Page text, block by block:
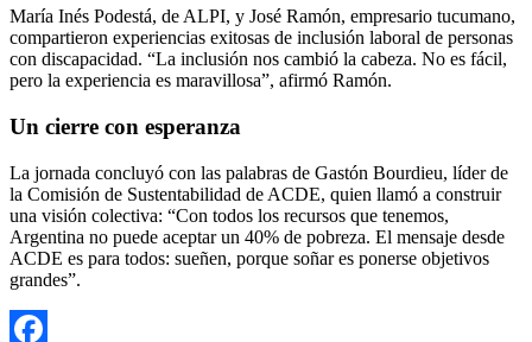
María Inés Podestá, de ALPI, y José Ramón, empresario tucumano,
compartieron experiencias exitosas de inclusión laboral de personas
con discapacidad. “La inclusión nos cambió la cabeza. No es fácil,
pero la experiencia es maravillosa”, afirmó Ramón.
Un cierre con esperanza
La jornada concluyó con las palabras de Gastón Bourdieu, líder de
la Comisión de Sustentabilidad de ACDE, quien llamó a construir
una visión colectiva: “Con todos los recursos que tenemos,
Argentina no puede aceptar un 40% de pobreza. El mensaje desde
ACDE es para todos: sueñen, porque soñar es ponerse objetivos
grandes”.